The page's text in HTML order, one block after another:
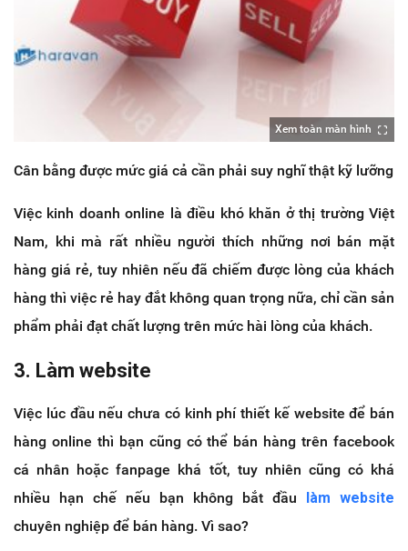
Xem toàn màn hình
Cân bằng được mức giá cả cần phải suy nghĩ thật kỹ lưỡng
Việc kinh doanh online là điều khó khăn ở thị trường Việt
Nam, khi mà rất nhiều người thích những nơi bán mặt
hàng giá rẻ, tuy nhiên nếu đã chiếm được lòng của khách
hàng thì việc rẻ hay đắt không quan trọng nữa, chỉ cần sản
phẩm phải đạt chất lượng trên mức hài lòng của khách.
3. Làm website
Việc lúc đầu nếu chưa có kinh phí thiết kế website để bán
hàng online thì bạn cũng có thể bán hàng trên facebook
cá nhân hoặc fanpage khá tốt, tuy nhiên cũng có khá
nhiều hạn chế nếu bạn không bắt đầu làm website
chuyên nghiệp để bán hàng. Vì sao?